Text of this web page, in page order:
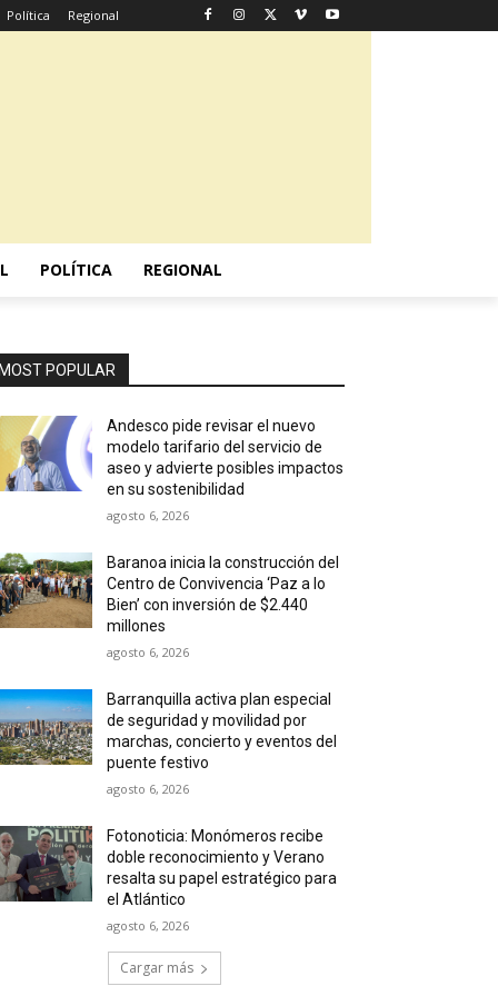
Política Regional
POLÍTICA REGIONAL
MOST POPULAR
Andesco pide revisar el nuevo
modelo tarifario del servicio de
aseo y advierte posibles impactos
en su sostenibilidad
agosto 6, 2026
Baranoa inicia la construcción del
Centro de Convivencia ‘Paz a lo
Bien’ con inversión de $2.440
millones
agosto 6, 2026
Barranquilla activa plan especial
de seguridad y movilidad por
marchas, concierto y eventos del
puente festivo
agosto 6, 2026
Fotonoticia: Monómeros recibe
doble reconocimiento y Verano
resalta su papel estratégico para
el Atlántico
agosto 6, 2026
Cargar más